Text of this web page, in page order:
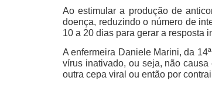
Ao estimular a produção de
doença, reduzindo o número de
10 a 20 dias para gerar a resposta
A enfermeira Daniele Marini, da
vírus inativado, ou seja, não
outra cepa viral ou então por